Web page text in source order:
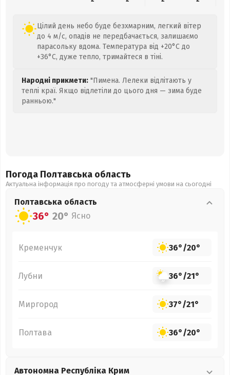
Цілий день небо буде безхмарним, легкий вітер
до 4 м/с, опадів не передбачається, залишаємо
парасольку вдома. Температура від +20°C до
+36°C, дуже тепло, тримайтеся в тіні.
Народні прикмети: "Пимена. Лелеки відлітають у
теплі краї. Якщо відлетіли до цього дня — зима буде
ранньою."
Погода Полтавська область
Актуальна інформація про погоду та атмосферні умови на сьогодні
Полтавська область
36° 20° Ясно
Кременчук 36°/20°
Лубни 36°/21°
Миргород 37°/21°
Полтава 36°/20°
Автономна Республіка Крим